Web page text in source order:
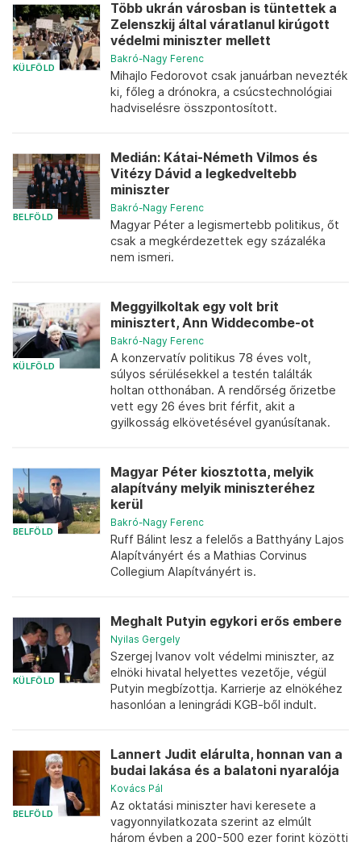
KÜLFÖLD
Több ukrán városban is tüntettek a
Zelenszkij által váratlanul kirúgott
védelmi miniszter mellett
Bakró-Nagy Ferenc
Mihajlo Fedorovot csak januárban nevezték
ki, főleg a drónokra, a csúcstechnológiai
hadviselésre összpontosított.
BELFÖLD
Medián: Kátai-Németh Vilmos és
Vitézy Dávid a legkedveltebb
miniszter
Bakró-Nagy Ferenc
Magyar Péter a legismertebb politikus, őt
csak a megkérdezettek egy százaléka
nem ismeri.
KÜLFÖLD
Meggyilkoltak egy volt brit
minisztert, Ann Widdecombe-ot
Bakró-Nagy Ferenc
A konzervatív politikus 78 éves volt,
súlyos sérülésekkel a testén találták
holtan otthonában. A rendőrség őrizetbe
vett egy 26 éves brit férfit, akit a
gyilkosság elkövetésével gyanúsítanak.
BELFÖLD
Magyar Péter kiosztotta, melyik
alapítvány melyik miniszteréhez
kerül
Bakró-Nagy Ferenc
Ruff Bálint lesz a felelős a Batthyány Lajos
Alapítványért és a Mathias Corvinus
Collegium Alapítványért is.
KÜLFÖLD
Meghalt Putyin egykori erős embere
Nyilas Gergely
Szergej Ivanov volt védelmi miniszter, az
elnöki hivatal helyettes vezetője, végül
Putyin megbízottja. Karrierje az elnökéhez
hasonlóan a leningrádi KGB-ből indult.
BELFÖLD
Lannert Judit elárulta, honnan van a
budai lakása és a balatoni nyaralója
Kovács Pál
Az oktatási miniszter havi keresete a
vagyonnyilatkozata szerint az elmúlt
három évben a 200-500 ezer forint közötti